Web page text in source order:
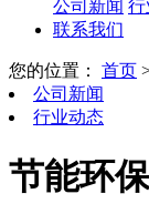
公司新闻 行
联系我们
您的位置： 首页
公司新闻
行业动态
节能环